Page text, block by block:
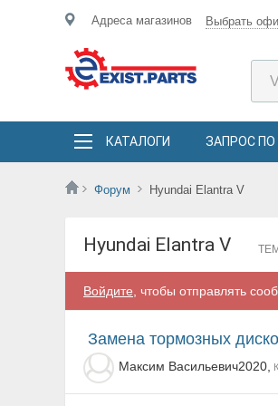
Адреса магазинов Выбрать
КАТАЛОГИ ЗАПРОС ПО
Форум Hyundai Elantra V
Hyundai Elantra V
Войдите , чтобы отправлять
замена тормозных
Максим Васильевич2020,